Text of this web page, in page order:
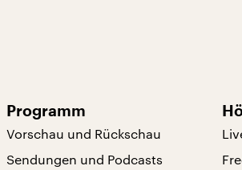
Programm
Vorschau und Rückschau
Sendungen und Podcasts